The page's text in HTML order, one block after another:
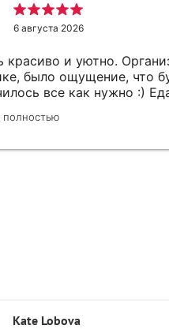
6 августа 2026
красиво и уютно.
было ощущение, что
все как нужно :)
- чай, вот его бы
полностью
Kate Lobova